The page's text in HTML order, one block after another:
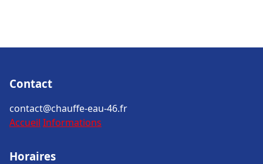
Contact
contact@chauffe-eau-46.fr
Accueil Informations
Horaires